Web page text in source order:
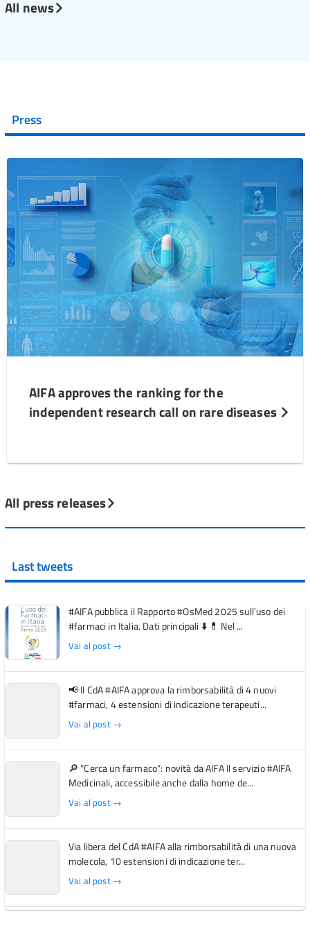
All news
Press
AIFA approves the ranking for the
independent research call on rare diseases
All press releases
Last tweets
#AIFA pubblica il Rapporto #OsMed 2025 sull’uso dei
#farmaci in Italia. Dati principali ⬇️ 💊 Nel ...
Vai al post →
📢 Il CdA #AIFA approva la rimborsabilità di 4 nuovi
#farmaci, 4 estensioni di indicazione terapeuti...
Vai al post →
🔎 "Cerca un farmaco": novità da AIFA Il servizio #AIFA
Medicinali, accessibile anche dalla home de...
Vai al post →
Via libera del CdA #AIFA alla rimborsabilità di una nuova
molecola, 10 estensioni di indicazione ter...
Vai al post →